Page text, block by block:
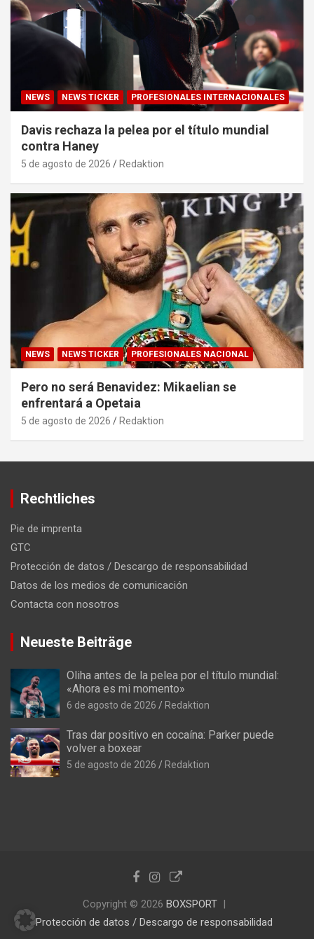
NEWS NEWS TICKER PROFESIONALES INTERNACIONALES
Davis rechaza la pelea por el título mundial
contra Haney
5 de agosto de 2026 Redaktion
NEWS NEWS TICKER PROFESIONALES NACIONAL
Pero no será Benavidez: Mikaelian se
enfrentará a Opetaia
5 de agosto de 2026 Redaktion
Rechtliches
Pie de imprenta
GTC
Protección de datos / Descargo de responsabilidad
Datos de los medios de comunicación
Contacta con nosotros
Neueste Beiträge
Oliha antes de la pelea por el título mundial:
«Ahora es mi momento»
6 de agosto de 2026 Redaktion
Tras dar positivo en cocaína: Parker puede
volver a boxear
5 de agosto de 2026 Redaktion
Copyright © 2026 BOXSPORT
Protección de datos / Descargo de responsabilidad